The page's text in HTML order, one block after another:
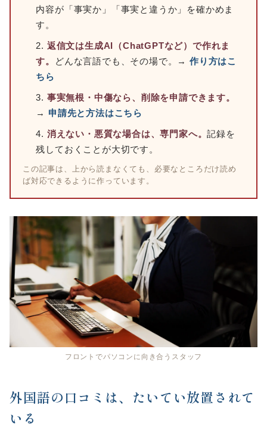
内容が「事実か」「事実と違うか」を確かめま
す。
返信文は生成AI（ChatGPTなど）で作れま
す。
どんな言語でも、その場で。→作り方はこ
ちら
事実無根・中傷なら、削除を申請できます。
→ 申請先と方法はこちら
消えない・悪質な場合は、専門家へ。記録を
残しておくことが大切です。
この記事は、上から読まなくても、必要なところだけ読め
ば対応できるように作っています。
フロントでパソコンに向き合うスタッフ
外国語の口コミは、たいてい放置されて
いる